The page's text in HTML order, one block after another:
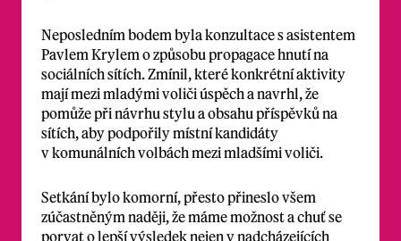
Neposledním bodem byla konzultace s asistentem
Pavlem Krylem o způsobu propagace hnutí na
sociálních sítích. Zmínil, které konkrétní aktivity
mají mezi mladými voliči úspěch a navrhl, že
pomůže při návrhu stylu a obsahu příspěvků na
sítích, aby podpořily místní kandidáty
v komunálních volbách mezi mladšími voliči.
Setkání bylo komorní, přesto přineslo všem
zúčastněným naději, že máme možnost a chuť se
porvat o lepší výsledek nejen v nadcházejících